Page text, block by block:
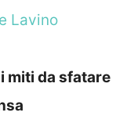
Lavino
miti da sfatare